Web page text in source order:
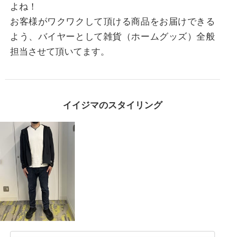
よね！
お客様がワクワクして頂ける商品をお届けできる
よう、バイヤーとして雑貨（ホームグッズ）全般
担当させて頂いてます。
イイジマのスタイリング